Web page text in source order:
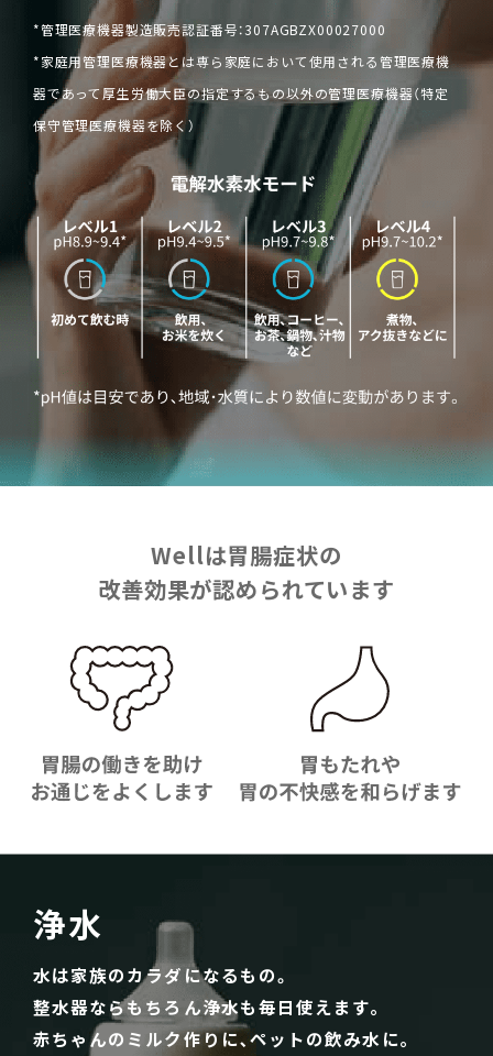
*管理医療機器製造販売認証番号：307AGBZX00027000
*家庭用管理医療機器とは専ら家庭において使用される管理医療機
器であって厚生労働大臣の指定するもの以外の管理医療機器（特定
保守管理医療機器を除く）
Wellは胃腸症状の
改善効果が認められています
浄水
水は家族のカラダになるもの。
整水器ならもちろん浄水も毎日使えます｡
赤ちゃんのミルク作りに､ペットの飲み水に｡